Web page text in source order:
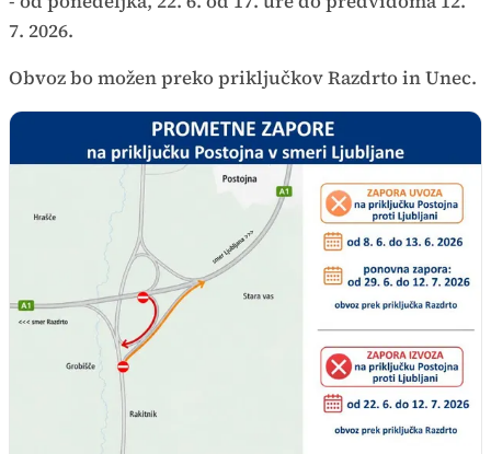
7. 2026.
Obvoz bo možen preko priključkov Razdrto in Unec.